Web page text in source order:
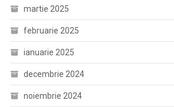
martie 2025
februarie 2025
ianuarie 2025
decembrie 2024
noiembrie 2024